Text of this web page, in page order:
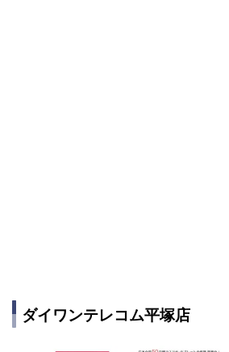
ダイワンテレコム平塚店